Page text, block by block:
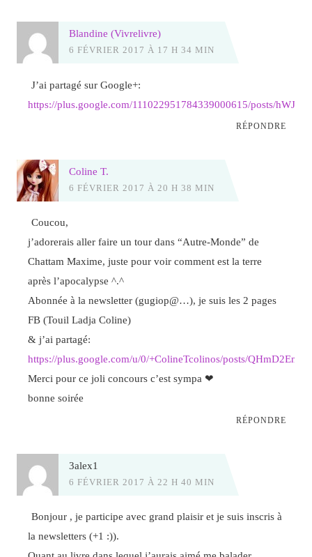
Blandine (Vivrelivre)
6 FÉVRIER 2017 À 17 H 34 MIN
J’ai partagé sur Google+:
https://plus.google.com/111022951784339000615/posts/
RÉPONDRE
Coline T.
6 FÉVRIER 2017 À 20 H 38 MIN
Coucou,
j’adorerais aller faire un tour dans “Autre-Monde” de
Chattam Maxime, juste pour voir comment est la terre
après l’apocalypse ^.^
Abonnée à la newsletter (gugiop@…), je suis les 2 pages
FB (Touil Ladja Coline)
& j’ai partagé:
https://plus.google.com/u/0/+ColineTcolinos/posts/
Merci pour ce joli concours c’est sympa ❤
bonne soirée
RÉPONDRE
3alex1
6 FÉVRIER 2017 À 22 H 40 MIN
Bonjour , je participe avec grand plaisir et je suis inscris à
la newsletters (+1 :)).